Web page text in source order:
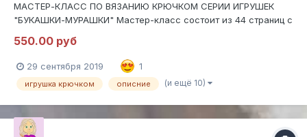
МАСТЕР-КЛАСС ПО ВЯЗАНИЮ КРЮЧКОМ СЕРИИ ИГРУШЕК
"БУКАШКИ-МУРАШКИ" Мастер-класс состоит из 44 страниц с
входит полное описание вязания трех игрушек, оформление,
сборка, утяжка. Содержит 159 фотографий процесса вязания
и оформления....
550.00 руб
29 сентября 2019 1
игрушка крючком описние (и ещё 10)